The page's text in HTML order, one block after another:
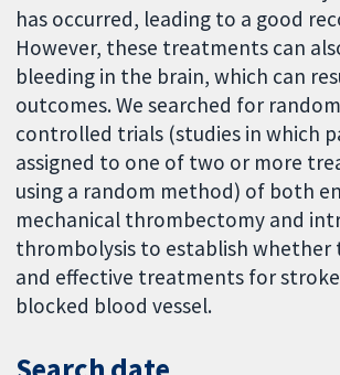
has occurred, leading to a good
However, these treatments can
bleeding in the brain, which can
outcomes. We searched for
controlled trials (studies in which
assigned to one of two or more
using a random method) of both
mechanical thrombectomy and
thrombolysis to establish whether
and effective treatments for stroke
blocked blood vessel.